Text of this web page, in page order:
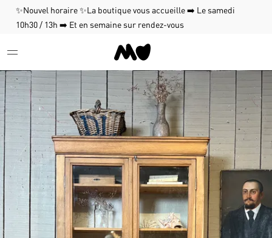
✨Nouvel horaire ✨La boutique vous accueille ➡️ Le samedi
10h30 / 13h ➡️ Et en semaine sur rendez-vous